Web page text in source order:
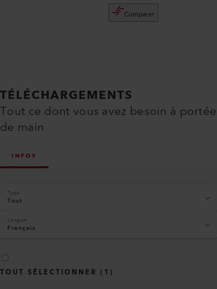
Comparer
TÉLÉCHARGEMENTS
Tout ce dont vous avez besoin à portée
de main
INFOS
Type
Tout
Langue
Français
TOUT SÉLECTIONNER ( 1 )